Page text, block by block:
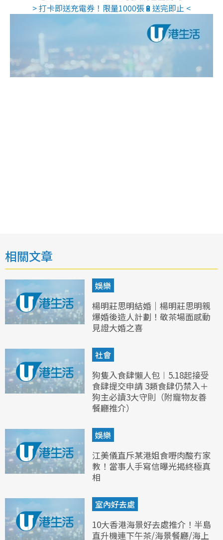
> 打卡即送充電券！限量1000張🔋送完即止 <
相關文章
娛樂
楊明莊思明結婚｜楊明莊思明親
爆婚後造人計劃！敬茶場面感動
見證大婚之喜
社會
狗隻入食肆懶人包︱5.18起接受
食肆提交申請 3類食肆仍禁入＋
狗主必讀3大守則（附寵物友善
餐廳推介）
娛樂
江美儀直斥某港姐食嘢肉酸冇家
教！當事人手寫信曝光揭終極真
相
室內好去處
10大香港海景好去處推介！半島
直升機連下午茶/海景餐廳/海上